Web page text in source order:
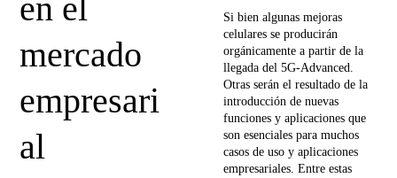
en el
mercado
empresari
al
Si bien algunas mejoras
celulares se producirán
orgánicamente a partir de la
llegada del 5G-Advanced.
Otras serán el resultado de la
introducción de nuevas
funciones y aplicaciones que
son esenciales para muchos
casos de uso y aplicaciones
empresariales. Entre estas